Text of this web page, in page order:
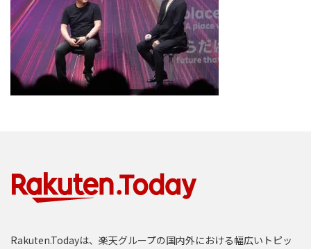
Rakuten.Todayは、楽天グループの国内外における幅広いトピッ